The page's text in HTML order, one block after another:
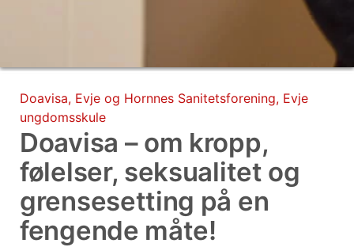
Doavisa, Evje og Hornnes Sanitetsforening, Evje
ungdomsskule
Doavisa – om kropp,
følelser, seksualitet og
grensesetting på en
fengende måte!